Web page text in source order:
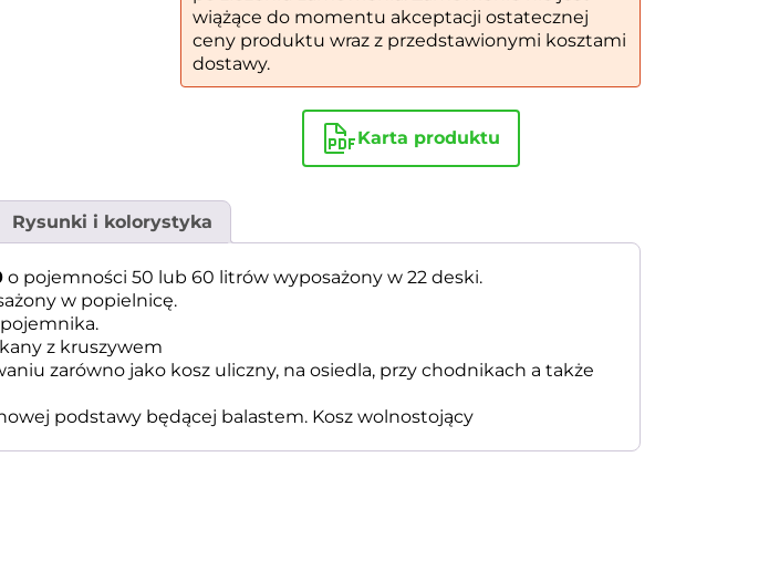
wiążące do momentu akceptacji ostatecznej
ceny produktu wraz z przedstawionymi kosztami
dostawy.
Karta produktu
Rysunki i kolorystyka
o pojemności 50 lub 60 litrów wyposażony w 22 deski.
w popielnicę.
z kruszywem
zarówno jako kosz uliczny, na osiedla, przy chodnikach a także
podstawy będącej balastem. Kosz wolnostojący